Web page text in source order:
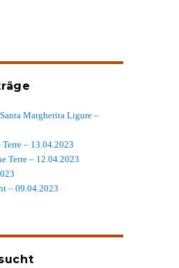
Margherita Ligure –
– 13.04.2023
Terre – 12.04.2023
– 09.04.2023